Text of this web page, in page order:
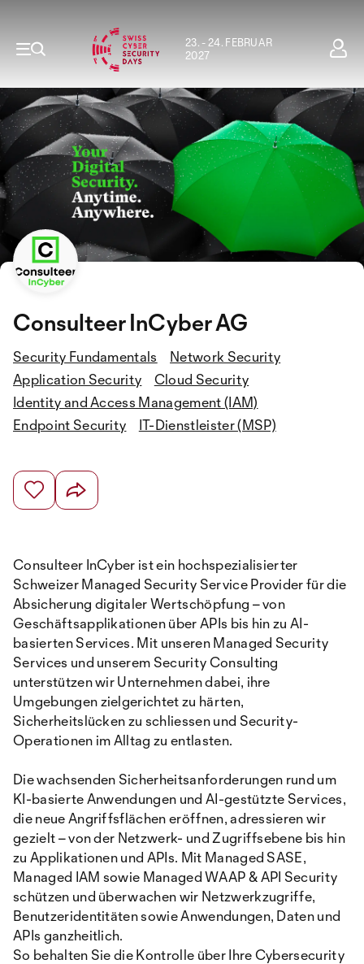
23. - 24. FEBRUAR
2027
Consulteer InCyber AG
Security Fundamentals
Network Security
Application Security
Cloud Security
Identity and Access Management (IAM)
Endpoint Security
IT-Dienstleister (MSP)
Consulteer InCyber ist ein hochspezialisierter
Schweizer Managed Security Service Provider für die
Absicherung digitaler Wertschöpfung – von
Geschäftsapplikationen über APIs bis hin zu AI-
basierten Services. Mit unseren Managed Security
Services und unserem Security Consulting
unterstützen wir Unternehmen dabei, ihre
Umgebungen zielgerichtet zu härten,
Sicherheitslücken zu schliessen und Security-
Operationen im Alltag zu entlasten.
Die wachsenden Sicherheitsanforderungen rund um
KI-basierte Anwendungen und AI-gestützte Services,
die neue Angriffsflächen eröffnen, adressieren wir
gezielt – von der Netzwerk- und Zugriffsebene bis hin
zu Applikationen und APIs. Mit Managed SASE,
Managed IAM sowie Managed WAAP & API Security
schützen und überwachen wir Netzwerkzugriffe,
Benutzeridentitäten sowie Anwendungen, Daten und
APIs ganzheitlich.
So behalten Sie die Kontrolle über Ihre Cybersecurity